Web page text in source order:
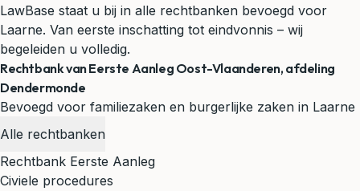
LawBase staat u bij in alle rechtbanken bevoegd voor
Laarne. Van eerste inschatting tot eindvonnis – wij
begeleiden u volledig.
Rechtbank van Eerste Aanleg Oost-Vlaanderen, afdeling
Dendermonde
Bevoegd voor familiezaken en burgerlijke zaken in Laarne
Alle rechtbanken
Rechtbank Eerste Aanleg
Civiele procedures